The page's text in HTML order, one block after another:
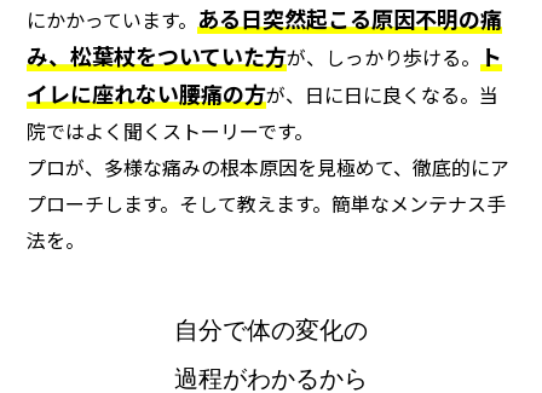
にかかっています。 ある⽇突然起こる原因不明の痛
み、松葉杖をついていた⽅が、しっかり歩ける。
ト
イレに座れない腰痛の⽅が、⽇に⽇に良くなる。当
院ではよく聞くストーリーです。
プロが、多様な痛みの根本原因を⾒極めて、徹底的にア
プローチします。そして教えます。簡単なメンテナス⼿
法を。
⾃分で体の変化の
過程がわかるから